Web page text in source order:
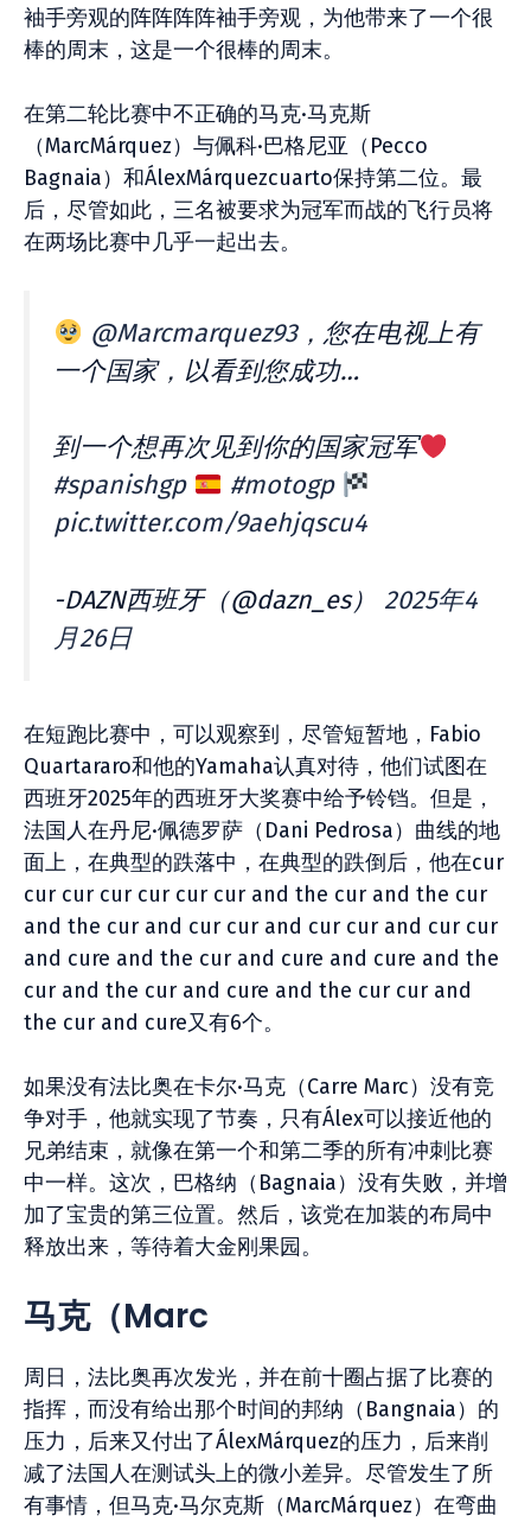
袖手旁观的阵阵阵阵袖手旁观，为他带来了一个很
棒的周末，这是一个很棒的周末。
在第二轮比赛中不正确的马克·马克斯
（MarcMárquez）与佩科·巴格尼亚（Pecco
Bagnaia）和ÁlexMárquezcuarto保持第二位。最
后，尽管如此，三名被要求为冠军而战的飞行员将
在两场比赛中几乎一起出去。
@Marcmarquez93，您在电视上有
一个国家，以看到您成功…
到一个想再次见到你的国家冠军
#spanishgp
#motogp
pic.twitter.com/9aehjqscu4
-DAZN西班牙（@dazn_es） 2025年4
月26日
在短跑比赛中，可以观察到，尽管短暂地，Fabio
Quartararo和他的Yamaha认真对待，他们试图在
西班牙2025年的西班牙大奖赛中给予铃铛。但是，
法国人在丹尼·佩德罗萨（Dani Pedrosa）曲线的地
面上，在典型的跌落中，在典型的跌倒后，他在cur
cur cur cur cur cur cur and the cur and the cur
and the cur and cur cur and cur cur and cur cur
and cure and the cur and cure and cure and the
cur and the cur and cure and the cur cur and
the cur and cure又有6个。
如果没有法比奥在卡尔·马克（Carre Marc）没有竞
争对手，他就实现了节奏，只有Álex可以接近他的
兄弟结束，就像在第一个和第二季的所有冲刺比赛
中一样。这次，巴格纳（Bagnaia）没有失败，并增
加了宝贵的第三位置。然后，该党在加装的布局中
释放出来，等待着大金刚果园。
马克（Marc
周日，法比奥再次发光，并在前十圈占据了比赛的
指挥，而没有给出那个时间的邦纳（Bangnaia）的
压力，后来又付出了ÁlexMárquez的压力，后来削
减了法国人在测试头上的微小差异。尽管发生了所
有事情，但马克·马尔克斯（MarcMárquez）在弯曲